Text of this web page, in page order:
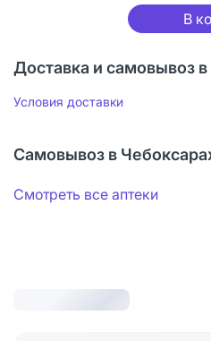
В
Доставка и самовывоз
Условия доставки
Самовывоз в
Смотреть все аптеки